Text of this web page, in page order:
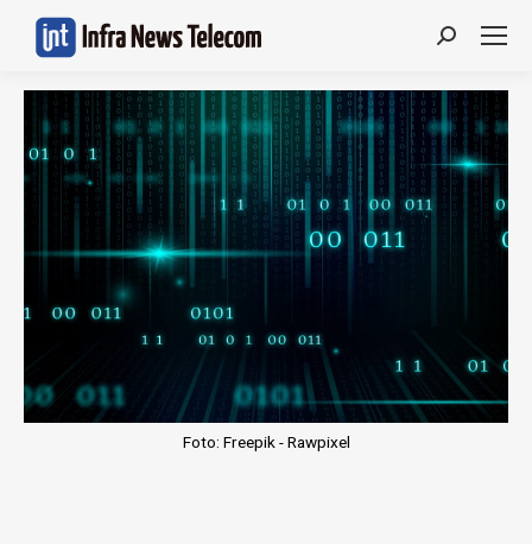
Search:
Foto: Freepik - Rawpixel